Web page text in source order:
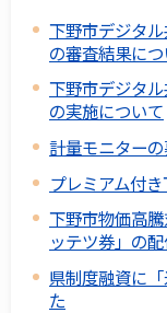
下野市デジタ
の審査結果に
下野市デジタ
の実施について
計量モニター
プレミアム付
下野市物価高
ッテツ券」の
県制度融資に
た